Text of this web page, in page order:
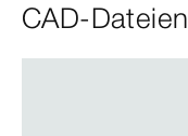
CAD-Dateien